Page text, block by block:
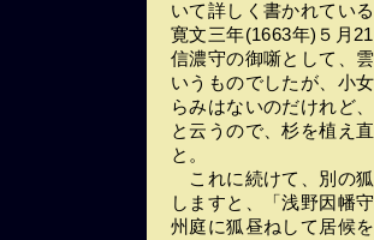
いて詳しく書かれてい
寛文三年(1663年)５月
信濃守の御噺として、
いうものでしたが、小
らみはないのだけれど
と云うので、杉を植え
と。
これに続けて、別の
しますと、「浅野因幡
州庭に狐昼ねして居候